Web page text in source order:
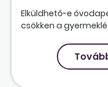
Elküldhető-e
csökken a